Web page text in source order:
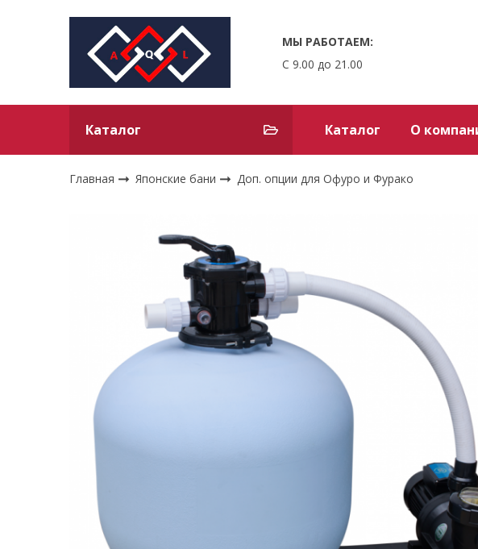
МЫ РАБОТАЕМ:
С 9.00 до 21.00
Каталог Каталог О
Главная Японские бани Доп. опции для Офуро и Фурако